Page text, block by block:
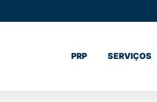
PRP SERVIÇOS